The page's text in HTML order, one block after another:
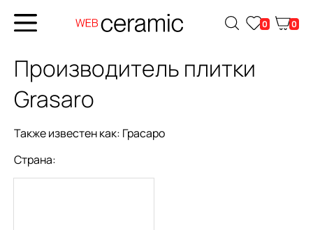
0 0
Производитель плитки
Grasaro
Также известен как: Грасаро
Страна: